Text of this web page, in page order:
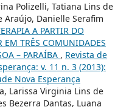
Polizelli, Tatiana Lins de
Danielle Serafim
A PARTIR DO
EM TRÊS COMUNIDADES
– PARAÍBA , Revista de
v. 11 n. 3 (2013):
Nova Esperança
Larissa Virginia Lins de
Bezerra Dantas, Luana